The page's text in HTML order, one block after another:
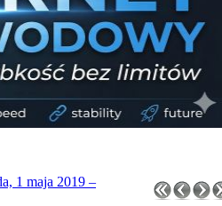
1 maja 2019 –